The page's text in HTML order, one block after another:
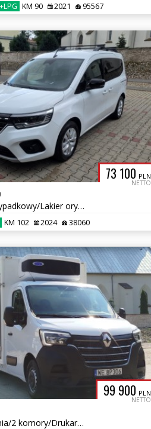
KM 90 2021 95567
73 100 PLN
NETTO
Salon PL/Bezwypadkowy/Lakier oryginalny/Perfekt stan/Gwarancja
KM 102 2024 38060
99 900 PLN
NETTO
Chłodnia/Mroźnia/2 komory/Drukarka/Zasilanie 230V/Salon PL/Gwarancja